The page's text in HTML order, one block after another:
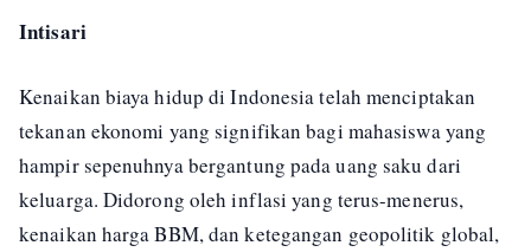
Intisari
Kenaikan biaya hidup di Indonesia telah menciptakan
tekanan ekonomi yang signifikan bagi mahasiswa yang
hampir sepenuhnya bergantung pada uang saku dari
keluarga. Didorong oleh inflasi yang terus-menerus,
kenaikan harga BBM, dan ketegangan geopolitik global,